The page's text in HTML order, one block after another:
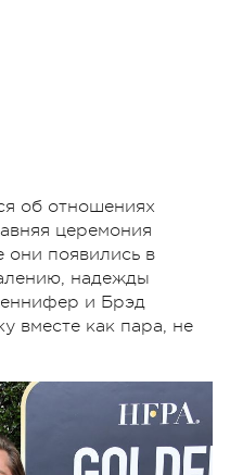
об отношениях
церемония
они появились в
надежды
и Брэд
вместе как пара, не